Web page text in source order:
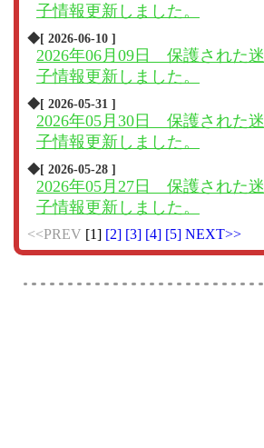
子情報更新しました。
◆[ 2026-06-10 ]
2026年06月09日 保護された迷
子情報更新しました。
◆[ 2026-05-31 ]
2026年05月30日 保護された迷
子情報更新しました。
◆[ 2026-05-28 ]
2026年05月27日 保護された迷
子情報更新しました。
<<PREV [1] [2] [3] [4] [5] NEXT>>